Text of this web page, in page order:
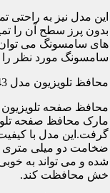
این مدل نیز به راحتی
بدون پرز سطح آن را
های سامسونگ می توان
سامسونگ مورد نظر را
محافظ تلویزیون مدل C2-43
گرفت.این مدل با
ضخامت دو میلی
شده و می تواند به
خش محافظت کند.